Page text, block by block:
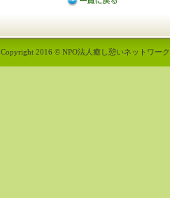
Copyright 2016 © NPO法人癒し憩いネットワー